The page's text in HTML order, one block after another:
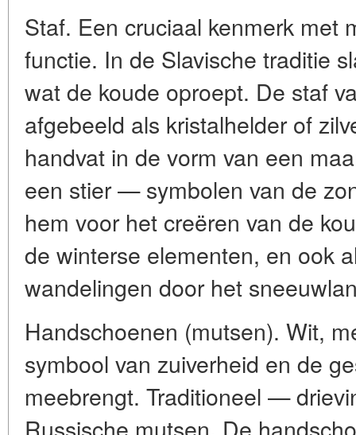
Staf. Een cruciaal kenmerk met
functie. In de Slavische traditie
wat de koude oproept. De staf
afgebeeld als kristalhelder of
handvat in de vorm van een
een stier — symbolen van de
hem voor het creëren van de
de winterse elementen, en ook
wandelingen door het
Handschoenen (mutsen). Wit,
symbool van zuiverheid en de
meebrengt. Traditioneel —
Russische mutsen. De